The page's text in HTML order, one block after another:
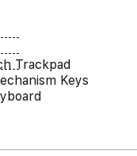
Trackpad
Keys